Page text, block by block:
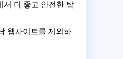
서 더 좋고 안전한 탐
웹사이트를 제외하